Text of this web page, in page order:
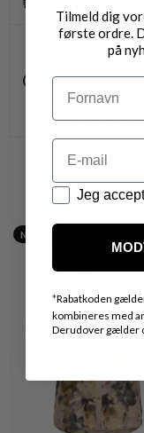
Ikke alle vores
vores fysiske
Kontakt din
vedr. den
VARER
Nyhed
Tilmeld dig
første ordre.
på
Navn
Email
Datapolitik
Jeg
*Rabatkoden
kombineres med
Derudover gælder